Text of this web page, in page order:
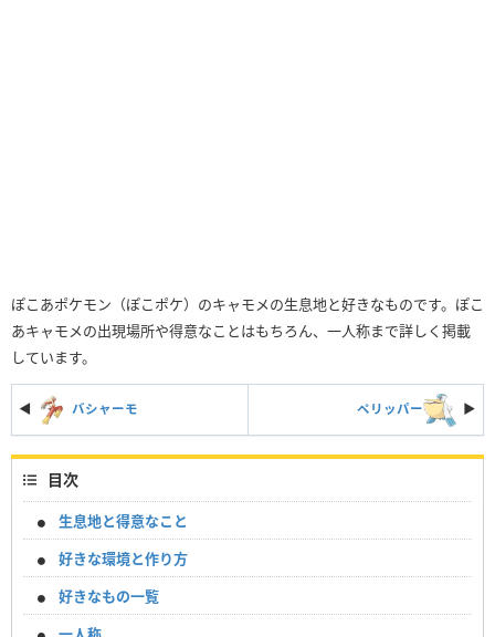
ぽこあポケモン（ぽこポケ）のキャモメの生息地と好きなものです。ぽこ
あキャモメの出現場所や得意なことはもちろん、一人称まで詳しく掲載
しています。
◀ バシャーモ ペリッパー ▶︎
目次
生息地と得意なこと
好きな環境と作り方
好きなもの一覧